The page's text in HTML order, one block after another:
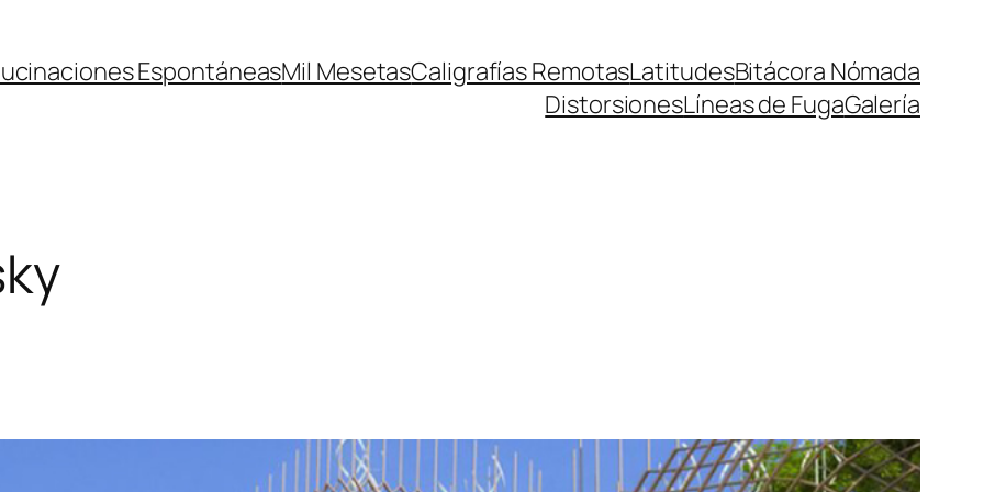
EspontáneasMil MesetasCaligrafías RemotasLatitudesBitácora Nómada
DistorsionesLíneas de FugaGalería